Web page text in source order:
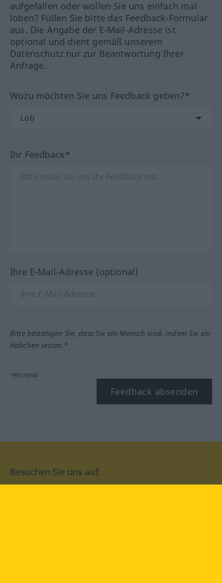
aufgefallen oder wollen Sie uns einfach mal
loben? Füllen Sie bitte das Feedback-Formular
aus. Die Angabe der E-Mail-Adresse ist
optional und dient gemäß unserem
Datenschutz nur zur Beantwortung Ihrer
Anfrage.
Wozu möchten Sie uns Feedback geben?*
Ihr Feedback*
Ihre E-Mail-Adresse (optional)
Bitte bestätigen Sie, dass Sie ein Mensch sind, indem Sie ein
Häkchen setzen.*
*Pflichtfeld
Feedback absenden
Besuchen Sie uns auf: